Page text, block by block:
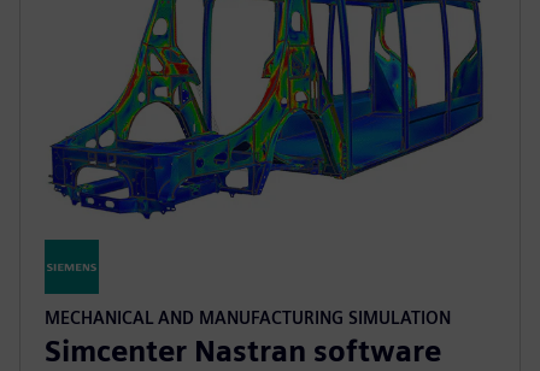
MECHANICAL AND MANUFACTURING SIMULATION
Simcenter Nastran software